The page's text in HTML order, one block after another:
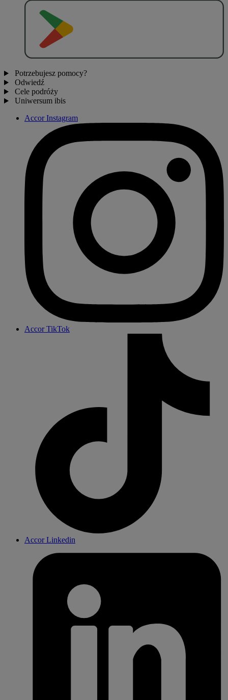
Potrzebujesz pomocy?
Odwiedź
Cele podróży
Uniwersum ibis
Accor Instagram
Accor TikTok
Accor Linkedin